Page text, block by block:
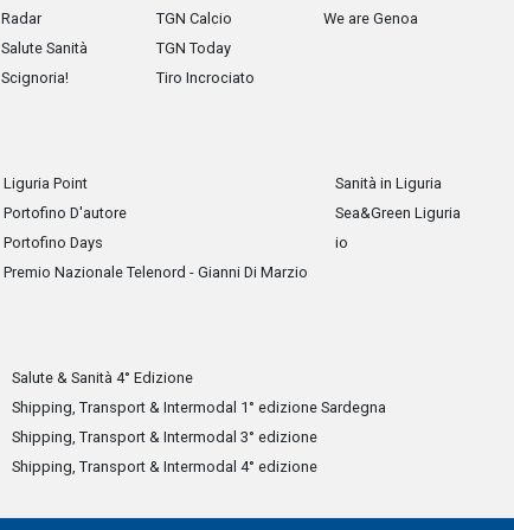
Radar
Salute Sanità
Scignoria!
TGN Calcio
TGN Today
Tiro Incrociato
We are Genoa
Liguria Point
Portofino D'autore
Portofino Days
Premio Nazionale Telenord - Gianni Di Marzio
Sanità in Liguria
Sea&Green Liguria
io
Salute & Sanità 4° Edizione
Shipping, Transport & Intermodal 1° edizione Sardegna
Shipping, Transport & Intermodal 3° edizione
Shipping, Transport & Intermodal 4° edizione